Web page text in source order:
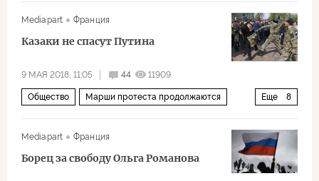
Mediapart Франция
Казаки не спасут Путина
9 МАЯ 2018, 11:05 44 11909
Еще 8
Общество Марши протеста продолжаются
Алексей Навальный
Mediapart Франция
Борец за свободу Ольга Романова